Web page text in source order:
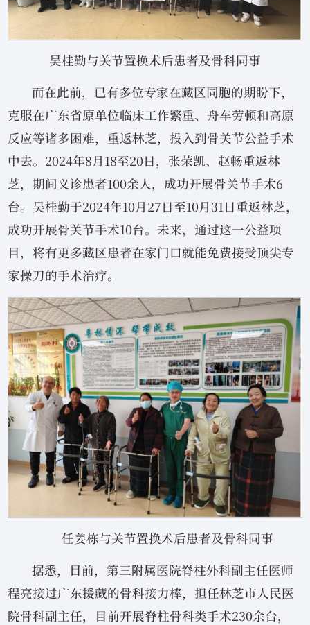
吴桂勤与关节置换术后患者及骨科同事
而在此前，已有多位专家在藏区同胞的期盼下，
克服在广东省原单位临床工作繁重、舟车劳顿和高原
反应等诸多困难，重返林芝，投入到骨关节公益手术
中去。2024年8月18至20日，张荣凯、赵畅重返林
芝，期间义诊患者100余人，成功开展骨关节手术6
台。吴桂勤于2024年10月27日至10月31日重返林芝，
成功开展骨关节手术10台。未来，通过这一公益项
目，将有更多藏区患者在家门口就能免费接受顶尖专
家操刀的手术治疗。
任姜栋与关节置换术后患者及骨科同事
据悉，目前，第三附属医院脊柱外科副主任医师
程亮接过广东援藏的骨科接力棒，担任林芝市人民医
院骨科副主任，目前开展脊柱骨科类手术230余台，